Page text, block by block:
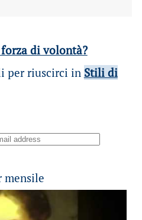
di volontà?
per riuscirci in Stili di
mensile